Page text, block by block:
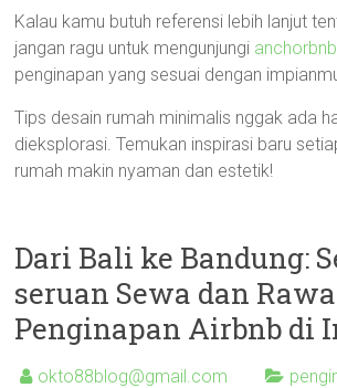
Kalau kamu butuh referensi lebih lanjut
jangan ragu untuk mengunjungi anchorbnb
penginapan yang sesuai dengan
Tips desain rumah minimalis nggak ada
dieksplorasi. Temukan inspirasi baru
rumah makin nyaman dan estetik!
Dari Bali ke Bandung:
seruan Sewa dan
Penginapan Airbnb di
okto88blog@gmail.com